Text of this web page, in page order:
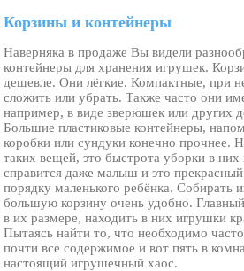
Корзины и контейнеры
Наверняка в продаже Вы видели
контейнеры для хранения игрушек.
дешевле. Они лёгкие. Компактные, при
сложить или убрать. Также часто они
например, в виде зверюшек или других
Большие пластиковые контейнеры,
коробки или сундуки конечно прочнее.
таких вещей, это быстрота уборки в
справится даже малыш и это
порядку маленького ребёнка. Собирать
большую корзину очень удобно.
в их размере, находить в них игрушки
Пытаясь найти то, что необходимо
почти все содержимое и вот пять в
настоящий игрушечный хаос.